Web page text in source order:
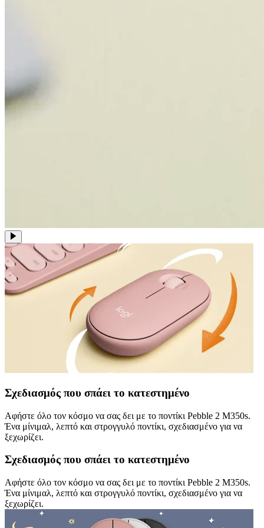
Σχεδιασμός που σπάει το κατεστημένο
Αφήστε όλο τον κόσμο να σας δει με το ποντίκι Pebble 2 M350s.
Ένα μίνιμαλ, λεπτό και στρογγυλό ποντίκι, σχεδιασμένο για να
ξεχωρίζει.
Σχεδιασμός που σπάει το κατεστημένο
Αφήστε όλο τον κόσμο να σας δει με το ποντίκι Pebble 2 M350s.
Ένα μίνιμαλ, λεπτό και στρογγυλό ποντίκι, σχεδιασμένο για να
ξεχωρίζει.